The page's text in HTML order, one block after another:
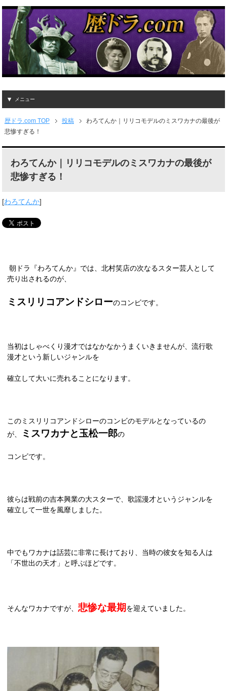
メニュー
歴ドラ.com TOP 投稿
わろてんか｜リリコモデルのミスワカナの最後が
悲惨すぎる！
わろてんか｜リリコモデルのミスワカナの最後が
悲惨すぎる！
[わろてんか]
朝ドラ『わろてんか』では、北村笑店の次なるスター芸人として
売り出されるのが、
ミスリリコアンドシローのコンビです。
当初はしゃべくり漫才ではなかなかうまくいきませんが、流行歌
漫才という新しいジャンルを
確立して大いに売れることになります。
このミスリリコアンドシローのコンビのモデルとなっているの
が、
ミスワカナと玉松一郎の
コンビです。
彼らは戦前の吉本興業の大スターで、歌謡漫才というジャンルを
確立して一世を風靡しました。
中でもワカナは話芸に非常に長けており、当時の彼女を知る人は
「不世出の天才」と呼ぶほどです。
そんなワカナですが、悲惨な最期を迎えていました。